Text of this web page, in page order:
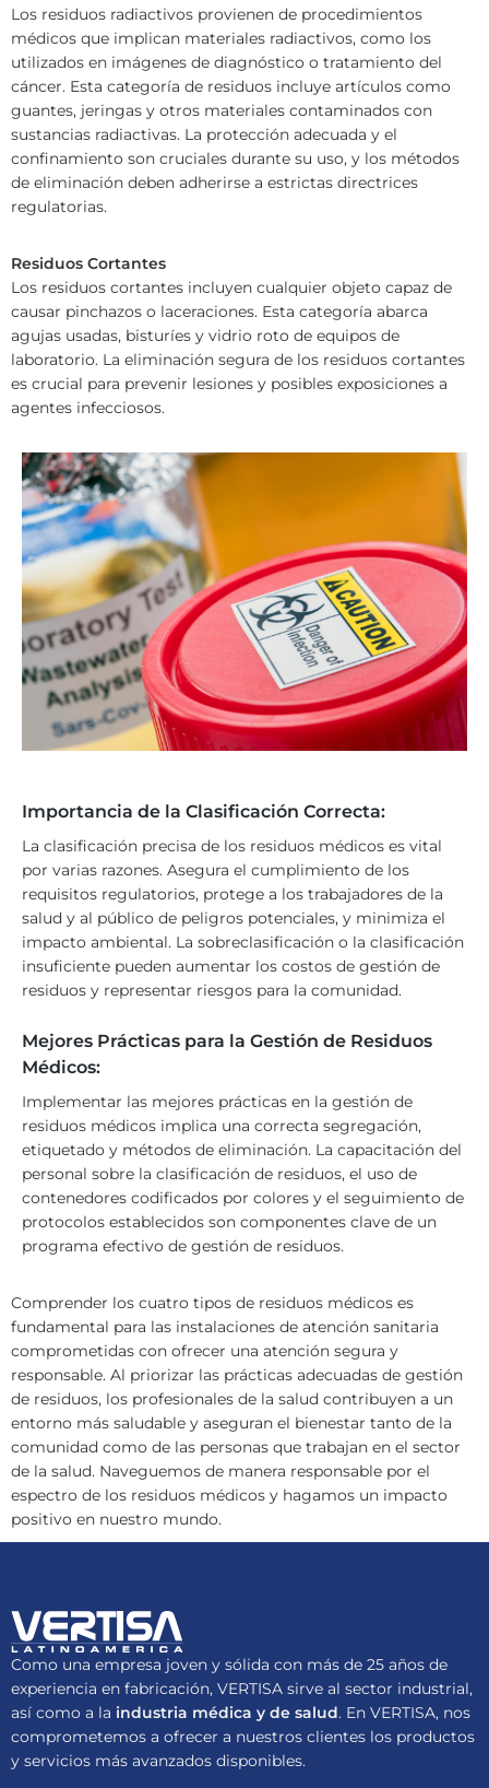
Los residuos radiactivos provienen de procedimientos
médicos que implican materiales radiactivos, como los
utilizados en imágenes de diagnóstico o tratamiento del
cáncer. Esta categoría de residuos incluye artículos como
guantes, jeringas y otros materiales contaminados con
sustancias radiactivas. La protección adecuada y el
confinamiento son cruciales durante su uso, y los métodos
de eliminación deben adherirse a estrictas directrices
regulatorias.
Residuos Cortantes
Los residuos cortantes incluyen cualquier objeto capaz de
causar pinchazos o laceraciones. Esta categoría abarca
agujas usadas, bisturíes y vidrio roto de equipos de
laboratorio. La eliminación segura de los residuos cortantes
es crucial para prevenir lesiones y posibles exposiciones a
agentes infecciosos.
Importancia de la Clasificación Correcta:
La clasificación precisa de los residuos médicos es vital
por varias razones. Asegura el cumplimiento de los
requisitos regulatorios, protege a los trabajadores de la
salud y al público de peligros potenciales, y minimiza el
impacto ambiental. La sobreclasificación o la clasificación
insuficiente pueden aumentar los costos de gestión de
residuos y representar riesgos para la comunidad.
Mejores Prácticas para la Gestión de Residuos
Médicos:
Implementar las mejores prácticas en la gestión de
residuos médicos implica una correcta segregación,
etiquetado y métodos de eliminación. La capacitación del
personal sobre la clasificación de residuos, el uso de
contenedores codificados por colores y el seguimiento de
protocolos establecidos son componentes clave de un
programa efectivo de gestión de residuos.
Comprender los cuatro tipos de residuos médicos es
fundamental para las instalaciones de atención sanitaria
comprometidas con ofrecer una atención segura y
responsable. Al priorizar las prácticas adecuadas de gestión
de residuos, los profesionales de la salud contribuyen a un
entorno más saludable y aseguran el bienestar tanto de la
comunidad como de las personas que trabajan en el sector
de la salud. Naveguemos de manera responsable por el
espectro de los residuos médicos y hagamos un impacto
positivo en nuestro mundo.
Como una empresa joven y sólida con más de 25 años de
experiencia en fabricación, VERTISA sirve al sector industrial,
así como a la industria médica y de salud. En VERTISA, nos
comprometemos a ofrecer a nuestros clientes los productos
y servicios más avanzados disponibles.